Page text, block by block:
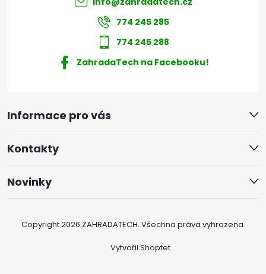
Informace pro vás
Kontakty
Novinky
774 245 285
774 245 288
ZahradaTech na Facebooku!
Vytvořil Shoptet
Copyright 2026 ZAHRADATECH. Všechna práva vyhrazena.